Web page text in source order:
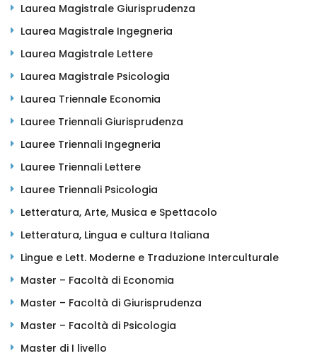
Laurea Magistrale Giurisprudenza
Laurea Magistrale Ingegneria
Laurea Magistrale Lettere
Laurea Magistrale Psicologia
Laurea Triennale Economia
Lauree Triennali Giurisprudenza
Lauree Triennali Ingegneria
Lauree Triennali Lettere
Lauree Triennali Psicologia
Letteratura, Arte, Musica e Spettacolo
Letteratura, Lingua e cultura Italiana
Lingue e Lett. Moderne e Traduzione Interculturale
Master – Facoltà di Economia
Master – Facoltà di Giurisprudenza
Master – Facoltà di Psicologia
Master di I livello